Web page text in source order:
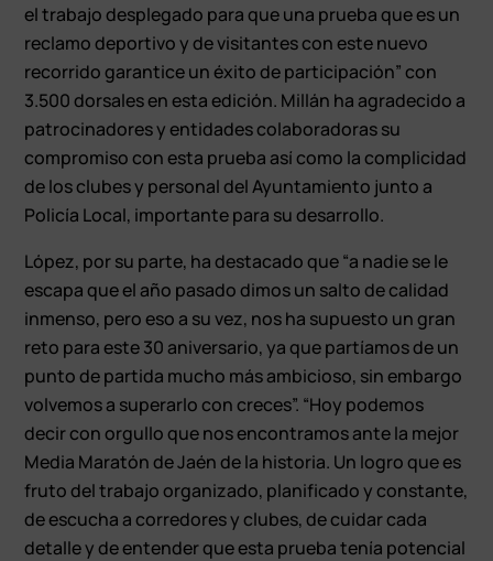
el trabajo desplegado para que una prueba que es un
reclamo deportivo y de visitantes con este nuevo
recorrido garantice un éxito de participación” con
3.500 dorsales en esta edición. Millán ha agradecido a
patrocinadores y entidades colaboradoras su
compromiso con esta prueba así como la complicidad
de los clubes y personal del Ayuntamiento junto a
Policía Local, importante para su desarrollo.
López, por su parte, ha destacado que “a nadie se le
escapa que el año pasado dimos un salto de calidad
inmenso, pero eso a su vez, nos ha supuesto un gran
reto para este 30 aniversario, ya que partíamos de un
punto de partida mucho más ambicioso, sin embargo
volvemos a superarlo con creces”. “Hoy podemos
decir con orgullo que nos encontramos ante la mejor
Media Maratón de Jaén de la historia. Un logro que es
fruto del trabajo organizado, planificado y constante,
de escucha a corredores y clubes, de cuidar cada
detalle y de entender que esta prueba tenía potencial